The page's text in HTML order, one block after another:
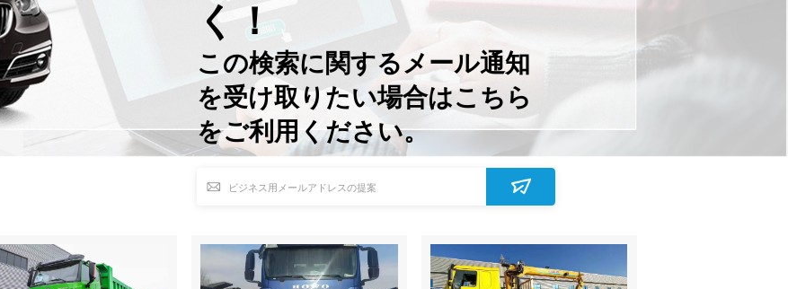
く！
この検索に関するメール通知
を受け取りたい場合はこちら
をご利用ください。